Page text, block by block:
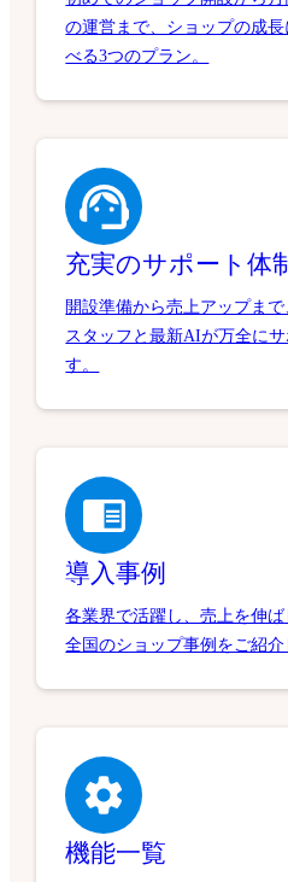
の運営まで、ショップの成
べる3つのプラン。
充実のサポート体
開設準備から売上アップま
スタッフと最新AIが万全にサ
す。
導入事例
各業界で活躍し、売上を伸
全国のショップ事例をご紹介
機能一覧